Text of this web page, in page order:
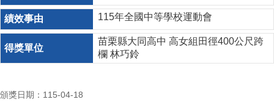
115年全國中等學校運動會
苗栗縣大同高中 高女組田徑400公尺跨
欄 林巧鈴
頒獎日期：115-04-18